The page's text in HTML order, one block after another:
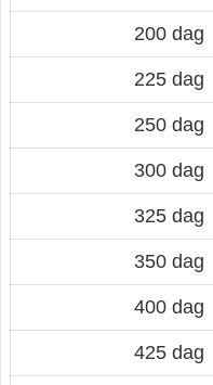
200 dag
225 dag
250 dag
300 dag
325 dag
350 dag
400 dag
425 dag